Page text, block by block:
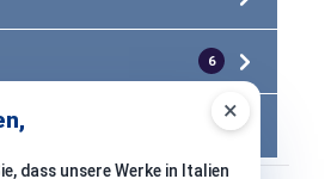
×
dass unsere Werke in Italien
6